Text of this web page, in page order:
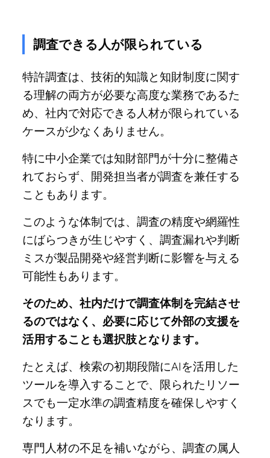
調査できる人が限られている
特許調査は、技術的知識と知財制度に関す
る理解の両方が必要な高度な業務であるた
め、社内で対応できる人材が限られている
ケースが少なくありません。
特に中小企業では知財部門が十分に整備さ
れておらず、開発担当者が調査を兼任する
こともあります。
このような体制では、調査の精度や網羅性
にばらつきが生じやすく、調査漏れや判断
ミスが製品開発や経営判断に影響を与える
可能性もあります。
そのため、社内だけで調査体制を完結させ
るのではなく、必要に応じて外部の支援を
活用することも選択肢となります。
たとえば、検索の初期段階にAIを活用した
ツールを導入することで、限られたリソー
スでも一定水準の調査精度を確保しやすく
なります。
専門人材の不足を補いながら、調査の属人